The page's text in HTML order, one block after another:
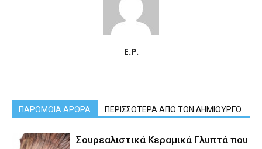
E.P.
ΠΑΡΟΜΟΙΑ ΑΡΘΡΑ ΠΕΡΙΣΣΟΤΕΡΑ ΑΠΟ ΤΟΝ ΔΗΜΙΟΥΡΓΟ
Σουρεαλιστικά Κεραμικά Γλυπτά που